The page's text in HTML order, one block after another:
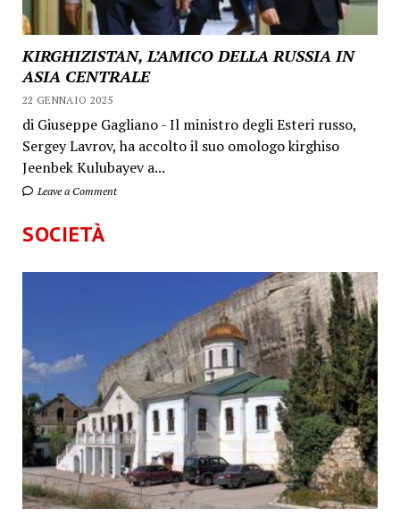
KIRGHIZISTAN, L’AMICO DELLA RUSSIA IN
ASIA CENTRALE
22 GENNAIO 2025
di Giuseppe Gagliano - Il ministro degli Esteri russo,
Sergey Lavrov, ha accolto il suo omologo kirghiso
Jeenbek Kulubayev a...
Leave a Comment
SOCIETÀ